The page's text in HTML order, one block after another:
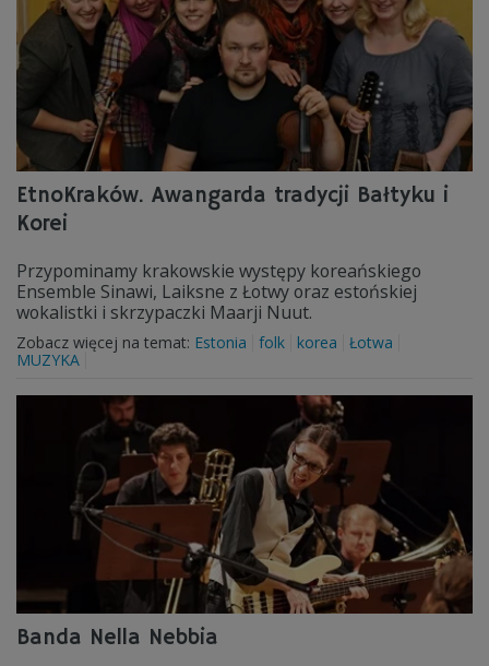
EtnoKraków. Awangarda tradycji Bałtyku i
Korei
Przypominamy krakowskie występy koreańskiego
Ensemble Sinawi, Laiksne z Łotwy oraz estońskiej
wokalistki i skrzypaczki Maarji Nuut.
Zobacz więcej na temat: Estonia folk korea
Łotwa
MUZYKA
Banda Nella Nebbia